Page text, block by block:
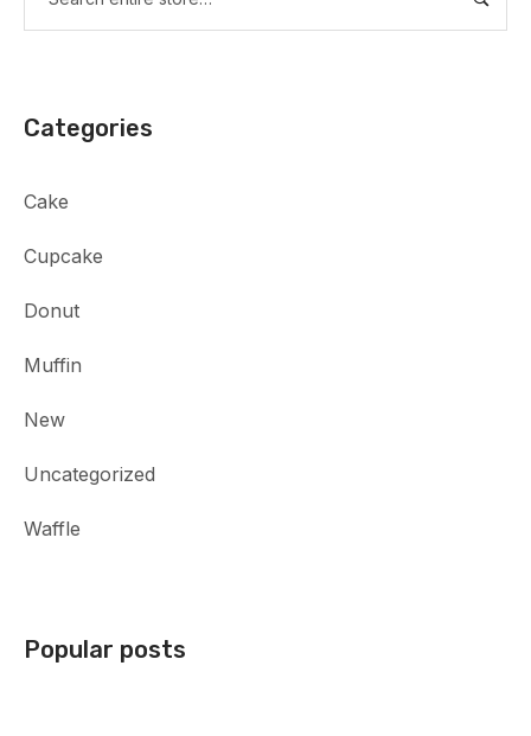
Categories
Cake
Cupcake
Donut
Muffin
New
Uncategorized
Waffle
Popular posts